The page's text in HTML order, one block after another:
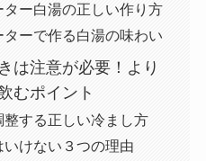
ター白湯の正しい作り方
ターで作る白湯の味わい
は注意が必要！より
むポイント
整する正しい冷まし方
けない３つの理由